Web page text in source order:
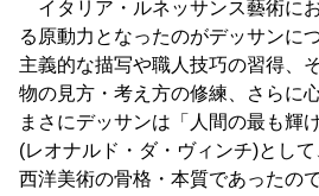
イタリア・ルネッサンス藝術に
る原動力となったのがデッサンに
主義的な描写や職人技巧の習得、
物の見方・考え方の修練、さらに
まさにデッサンは「人間の最も輝
(レオナルド・ダ・ヴィンチ)として
西洋美術の骨格・本質であったので